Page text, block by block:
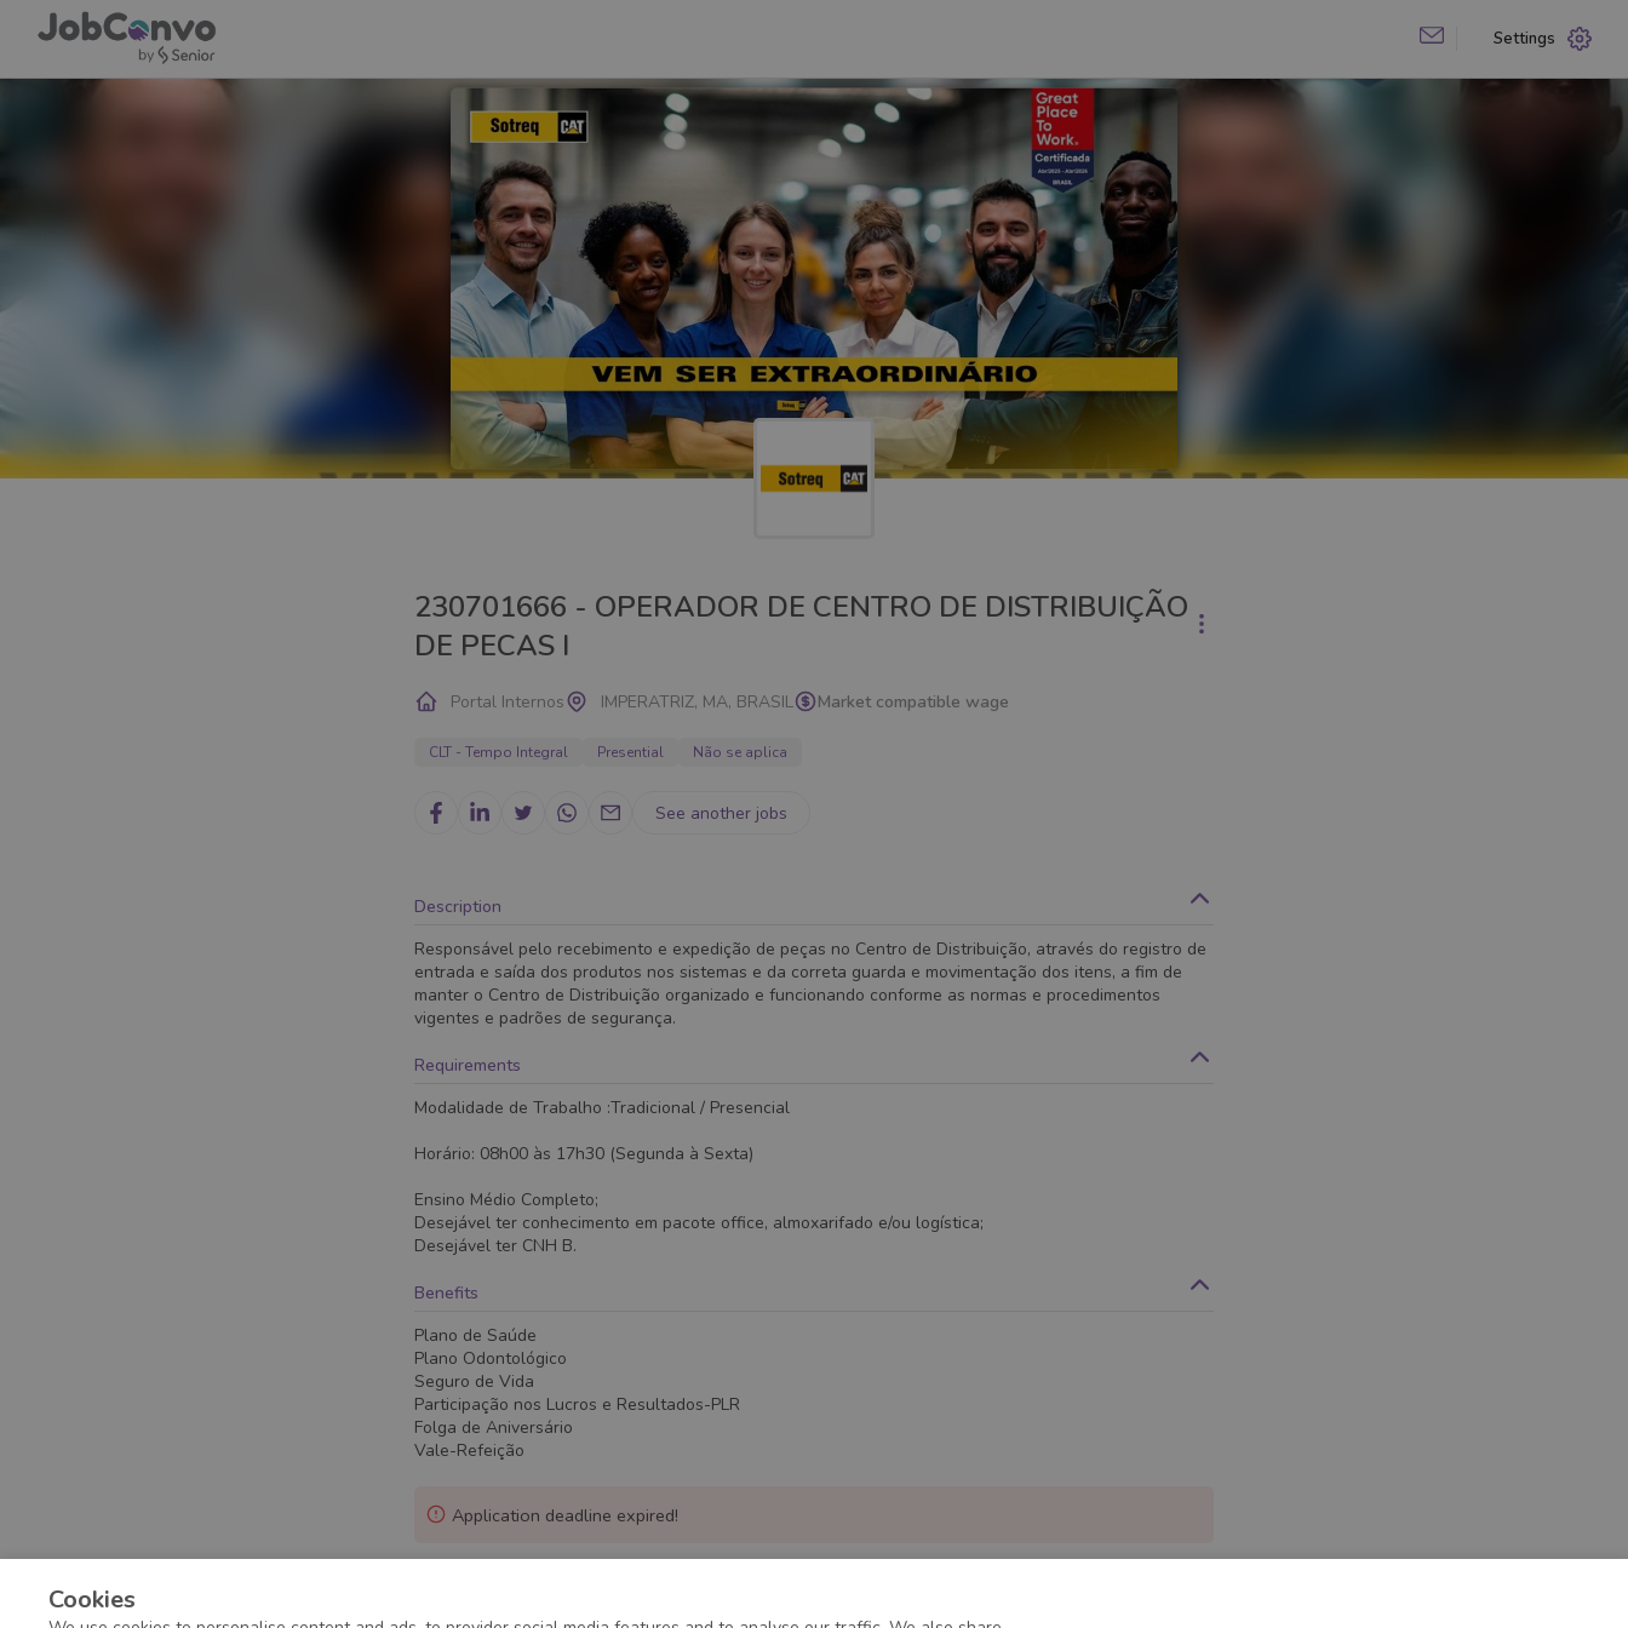
Settings
230701666 - OPERADOR DE CENTRO DE DISTRIBUIÇÃO
DE PECAS I
Portal Internos IMPERATRIZ, MA, BRASIL Market compatible wage
CLT - Tempo Integral Presential Não se aplica
See another jobs
Description
Responsável pelo recebimento e expedição de peças no Centro de Distribuição, através do registro de
entrada e saída dos produtos nos sistemas e da correta guarda e movimentação dos itens, a fim de
manter o Centro de Distribuição organizado e funcionando conforme as normas e procedimentos
vigentes e padrões de segurança.
Requirements
Modalidade de Trabalho :Tradicional / Presencial
Horário: 08h00 às 17h30 (Segunda à Sexta)
Ensino Médio Completo;
Desejável ter conhecimento em pacote office, almoxarifado e/ou logística;
Desejável ter CNH B.
Benefits
Plano de Saúde
Plano Odontológico
Seguro de Vida
Participação nos Lucros e Resultados-PLR
Folga de Aniversário
Vale-Refeição
Application deadline expired!
Cookies